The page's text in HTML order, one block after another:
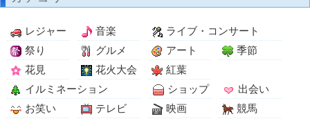
レジャー 音楽
ライブ・コンサート
祭り
グルメ アート
季節
花見
花火大会
紅葉
イルミネーション
ショップ
出会い
お笑い
テレビ 映画
競馬